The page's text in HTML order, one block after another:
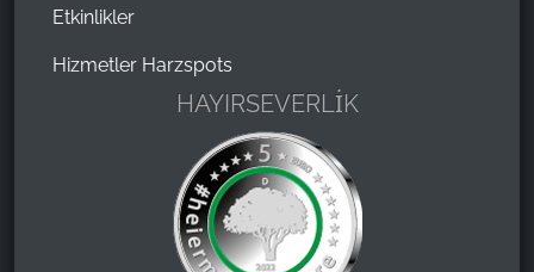
Etkinlikler
Hizmetler Harzspots
HAYIRSEVERLİK